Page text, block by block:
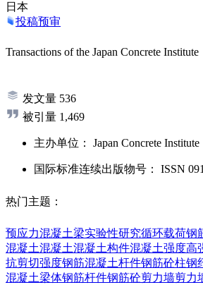
日本
投稿预审
Transactions of the Japan Concrete Institute
发文量 536
被引量 1,469
主办单位： Japan Concrete Institute
国际标准连续出版物号 ： ISSN
热门主题：
预应力混凝土梁实验性研究循环载荷钢
混凝土混凝土混凝土构件混凝土强度高
抗剪切强度钢筋混凝土杆件钢筋砼柱钢
混凝土梁体钢筋杆件钢筋砼剪力墙剪力